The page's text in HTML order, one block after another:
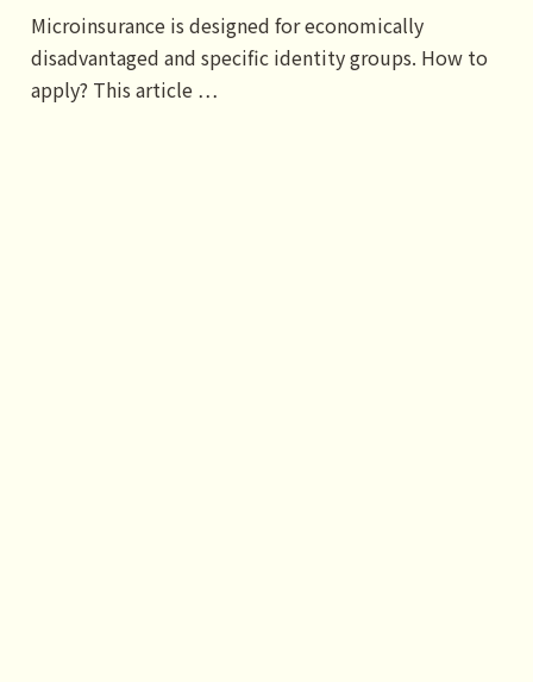
Microinsurance is designed for economically
disadvantaged and specific identity groups. How to
apply? This article …